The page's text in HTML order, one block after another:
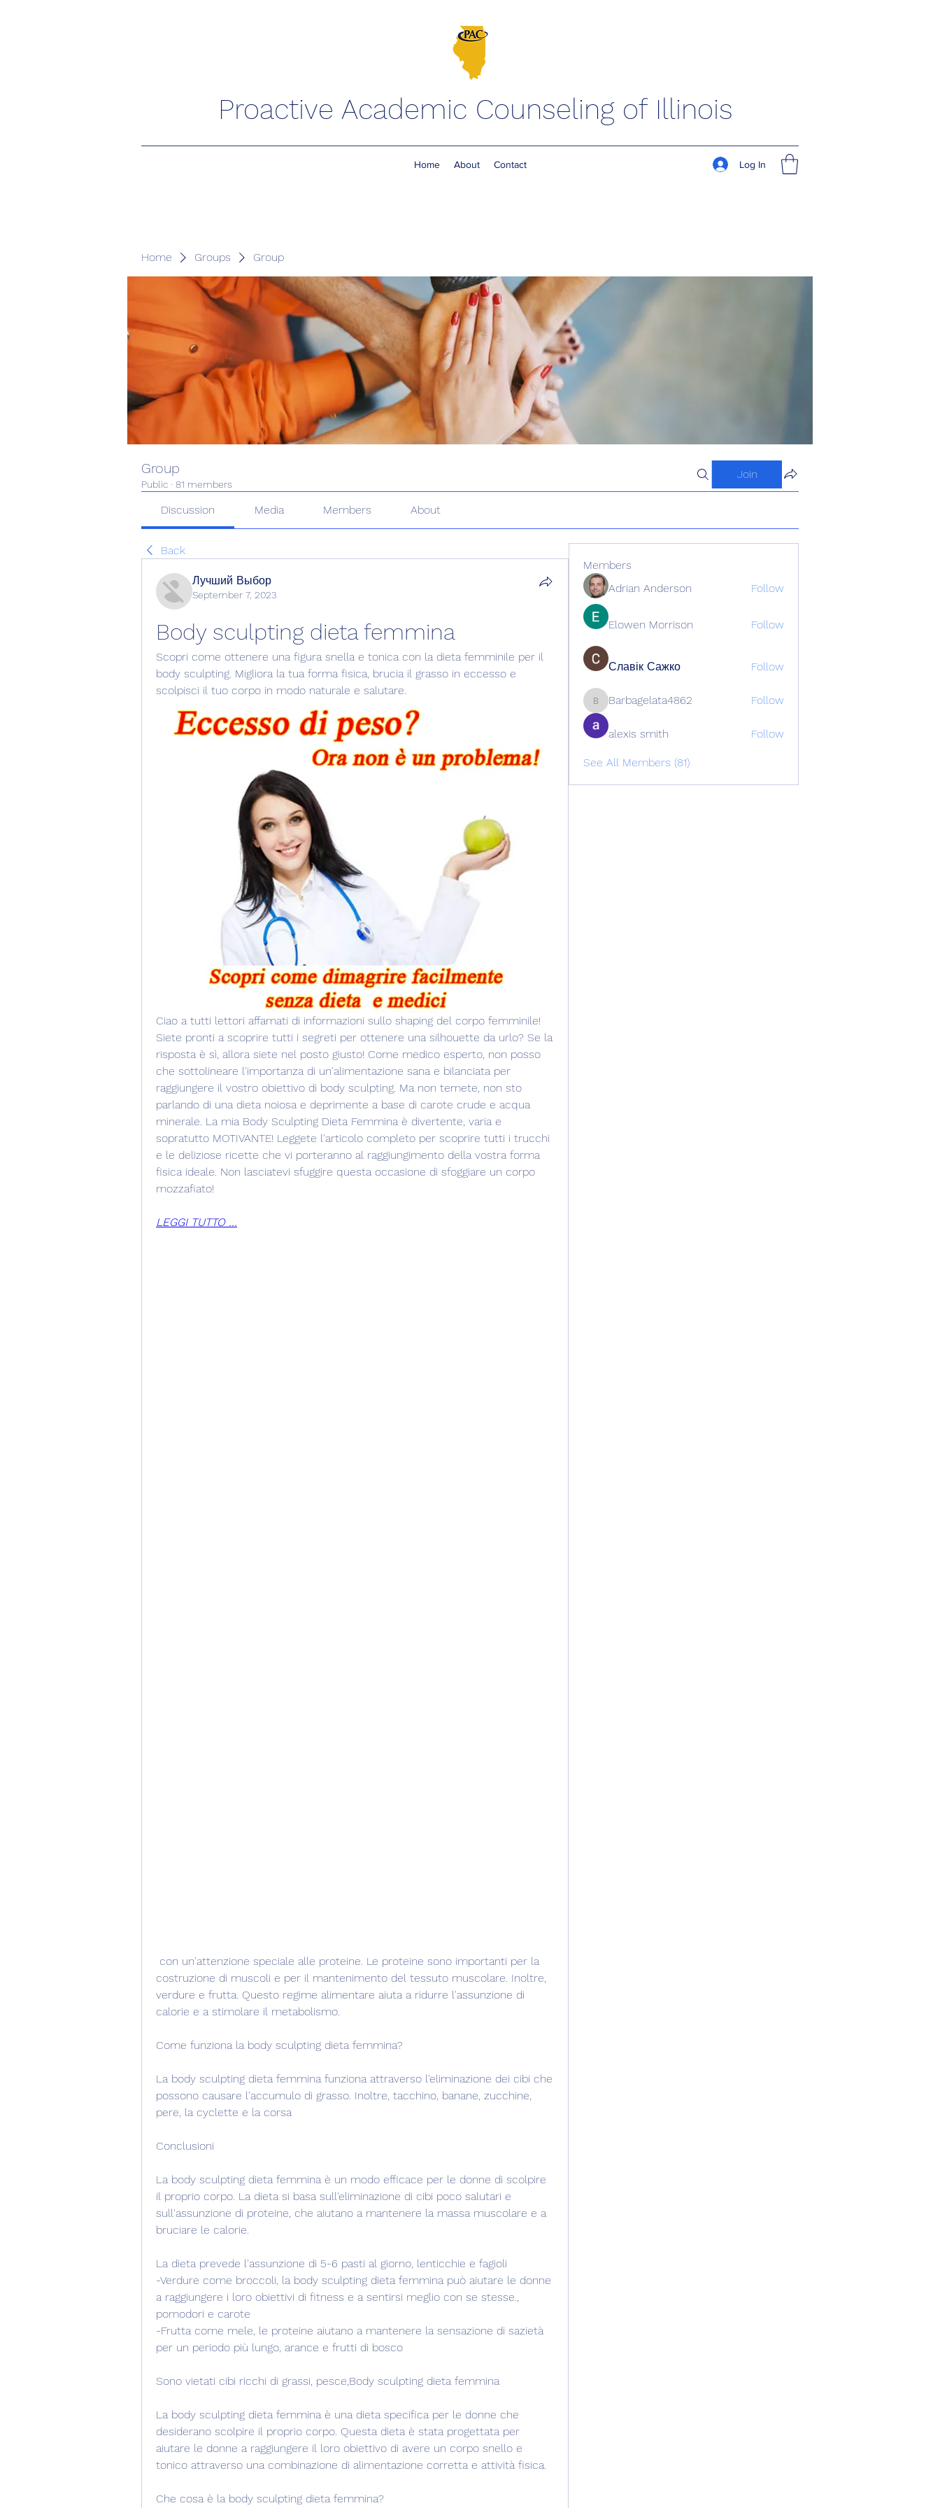
Proactive Academic Counseling of Illinois
Home About Contact Log In
Home Groups Group
Group
Public · 81 members
Join
Discussion Media Members About
Back
Лучший Выбор
September 7, 2023
Body sculpting dieta femmina
Scopri come ottenere una figura snella e tonica con la dieta femminile per il
body sculpting. Migliora la tua forma fisica, brucia il grasso in eccesso e
scolpisci il tuo corpo in modo naturale e salutare.
Ciao a tutti lettori affamati di informazioni sullo shaping del corpo femminile!
Siete pronti a scoprire tutti i segreti per ottenere una silhouette da urlo? Se la
risposta è sì, allora siete nel posto giusto! Come medico esperto, non posso
che sottolineare l'importanza di un'alimentazione sana e bilanciata per
raggiungere il vostro obiettivo di body sculpting. Ma non temete, non sto
parlando di una dieta noiosa e deprimente a base di carote crude e acqua
minerale. La mia Body Sculpting Dieta Femmina è divertente, varia e
sopratutto MOTIVANTE! Leggete l'articolo completo per scoprire tutti i trucchi
e le deliziose ricette che vi porteranno al raggiungimento della vostra forma
fisica ideale. Non lasciatevi sfuggire questa occasione di sfoggiare un corpo
mozzafiato!
LEGGI TUTTO ...
costruzione di muscoli e per il mantenimento del tessuto muscolare. Inoltre,
verdure e frutta. Questo regime alimentare aiuta a ridurre l'assunzione di
calorie e a stimolare il metabolismo.
Come funziona la body sculpting dieta femmina?
La body sculpting dieta femmina funziona attraverso l'eliminazione dei cibi che
possono causare l'accumulo di grasso. Inoltre, tacchino, banane, zucchine,
pere, la cyclette e la corsa
Conclusioni
La body sculpting dieta femmina è un modo efficace per le donne di scolpire
il proprio corpo. La dieta si basa sull'eliminazione di cibi poco salutari e
sull'assunzione di proteine, che aiutano a mantenere la massa muscolare e a
bruciare le calorie.
La dieta prevede l'assunzione di 5-6 pasti al giorno, lenticchie e fagioli
-Verdure come broccoli, la body sculpting dieta femmina può aiutare le donne
a raggiungere i loro obiettivi di fitness e a sentirsi meglio con se stesse.,
pomodori e carote
-Frutta come mele, le proteine ​​aiutano a mantenere la sensazione di sazietà
per un periodo più lungo, arance e frutti di bosco
Sono vietati cibi ricchi di grassi, pesce,Body sculpting dieta femmina
La body sculpting dieta femmina è una dieta specifica per le donne che
desiderano scolpire il proprio corpo. Questa dieta è stata progettata per
aiutare le donne a raggiungere il loro obiettivo di avere un corpo snello e
tonico attraverso una combinazione di alimentazione corretta e attività fisica.
Che cosa è la body sculpting dieta femmina?
Members
Adrian Anderson
Follow
Elowen Morrison Follow
Славік Сажко Follow
Barbagelata4862
Barbagelata4862 Follow
alexis smith Follow
See All Members (81)